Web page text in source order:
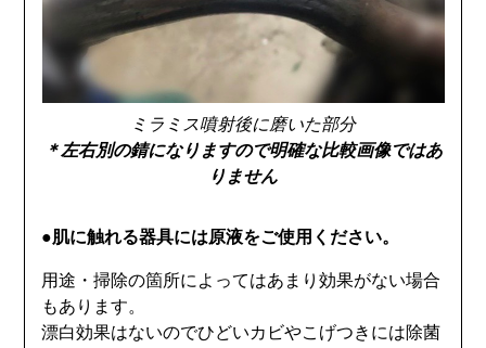
ミラミス噴射後に磨いた部分
＊左右別の錆になりますので明確な比較画像ではあ
りません
●肌に触れる器具には原液をご使用ください。
用途・掃除の箇所によってはあまり効果がない場合
もあります。
漂白効果はないのでひどいカビやこげつきには除菌